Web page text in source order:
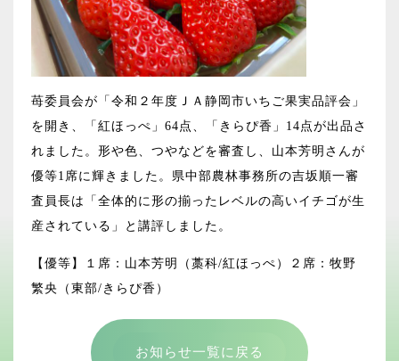
苺委員会が「令和２年度ＪＡ静岡市いちご果実品評会」
を開き、「紅ほっぺ」64点、「きらぴ香」14点が出品さ
れました。形や色、つやなどを審査し、山本芳明さんが
優等1席に輝きました。県中部農林事務所の吉坂順一審
査員長は「全体的に形の揃ったレベルの高いイチゴが生
産されている」と講評しました。
【優等】１席：山本芳明（藁科/紅ほっぺ）２席：牧野
繁央（東部/きらぴ香）
お知らせ一覧に戻る